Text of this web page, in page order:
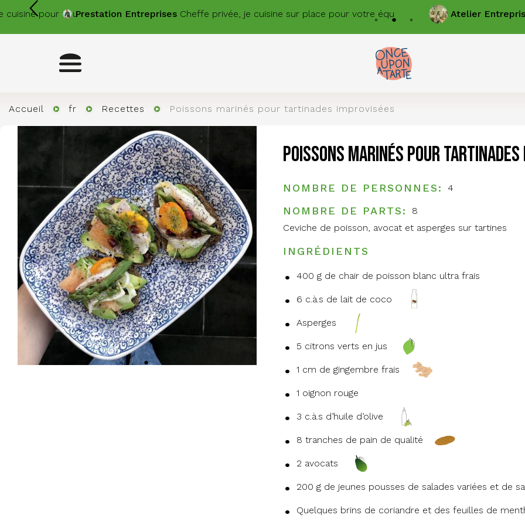
au vous.Prestation Entreprises Cheffe privée, je cuisine sur place pour votre équipe Atelier Entreprises Team
Toggle
navigation
Accueil fr Recettes
Poissons marinés pour tartinades improvisées
Poissons marinés pour tartinades
NOMBRE DE PERSONNES 4
NOMBRE DE PARTS
8
Ceviche de poisson, avocat et asperges sur tartines
INGRÉDIENTS
400 g de chair de poisson blanc ultra frais
6 c.à.s de lait de coco
Asperges
5 citrons verts en jus
1 cm de gingembre frais
1 oignon rouge
3 c.à.s d’huile d’olive
8 tranches de pain de qualité
2 avocats
200 g de jeunes pousses de salades variées et de
Quelques brins de coriandre et des feuilles de